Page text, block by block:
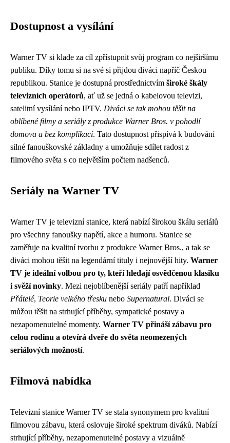
Dostupnost a vysílání
Warner TV si klade za cíl zpřístupnit svůj program co nejširšímu
publiku. Díky tomu si na své si přijdou diváci napříč Českou
republikou. Stanice je dostupná prostřednictvím široké škály
televizních operátorů, ať už se jedná o kabelovou televizi,
satelitní vysílání nebo IPTV. Diváci se tak mohou těšit na
oblíbené filmy a seriály z produkce Warner Bros. v pohodlí
domova a bez komplikací. Tato dostupnost přispívá k budování
silné fanouškovské základny a umožňuje sdílet radost z
filmového světa s co největším počtem nadšenců.
Seriály na Warner TV
Warner TV je televizní stanice, která nabízí širokou škálu seriálů
pro všechny fanoušky napětí, akce a humoru. Stanice se
zaměřuje na kvalitní tvorbu z produkce Warner Bros., a tak se
diváci mohou těšit na legendární tituly i nejnovější hity. Warner
TV je ideální volbou pro ty, kteří hledají osvědčenou klasiku
i svěží novinky. Mezi nejoblíbenější seriály patří například
Přátelé, Teorie velkého třesku nebo Supernatural. Diváci se
můžou těšit na strhující příběhy, sympatické postavy a
nezapomenutelné momenty. Warner TV přináší zábavu pro
celou rodinu a otevírá dveře do světa neomezených
seriálových možností.
Filmová nabídka
Televizní stanice Warner TV se stala synonymem pro kvalitní
filmovou zábavu, která oslovuje široké spektrum diváků. Nabízí
strhující příběhy, nezapomenutelné postavy a vizuálně